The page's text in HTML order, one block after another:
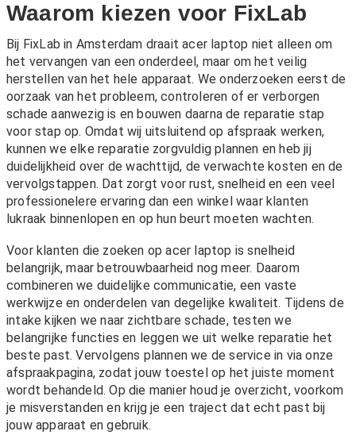
Waarom kiezen voor FixLab
Bij FixLab in Amsterdam draait acer laptop niet alleen om
het vervangen van een onderdeel, maar om het veilig
herstellen van het hele apparaat. We onderzoeken eerst de
oorzaak van het probleem, controleren of er verborgen
schade aanwezig is en bouwen daarna de reparatie stap
voor stap op. Omdat wij uitsluitend op afspraak werken,
kunnen we elke reparatie zorgvuldig plannen en heb jij
duidelijkheid over de wachttijd, de verwachte kosten en de
vervolgstappen. Dat zorgt voor rust, snelheid en een veel
professionelere ervaring dan een winkel waar klanten
lukraak binnenlopen en op hun beurt moeten wachten.
Voor klanten die zoeken op acer laptop is snelheid
belangrijk, maar betrouwbaarheid nog meer. Daarom
combineren we duidelijke communicatie, een vaste
werkwijze en onderdelen van degelijke kwaliteit. Tijdens de
intake kijken we naar zichtbare schade, testen we
belangrijke functies en leggen we uit welke reparatie het
beste past. Vervolgens plannen we de service in via onze
afspraakpagina, zodat jouw toestel op het juiste moment
wordt behandeld. Op die manier houd je overzicht, voorkom
je misverstanden en krijg je een traject dat echt past bij
jouw apparaat en gebruik.